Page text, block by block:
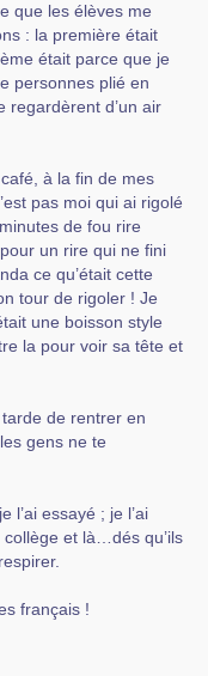
que les élèves me
: la première était
était parce que je
personnes plié en
regardèrent d’un air
à la fin de mes
pas moi qui ai rigolé
de fou rire
un rire qui ne fini
ce qu’était cette
tour de rigoler ! Je
une boisson style
la pour voir sa tête et
de rentrer en
gens ne te
l’ai essayé ; je l’ai
et là…dés qu’ils
français !